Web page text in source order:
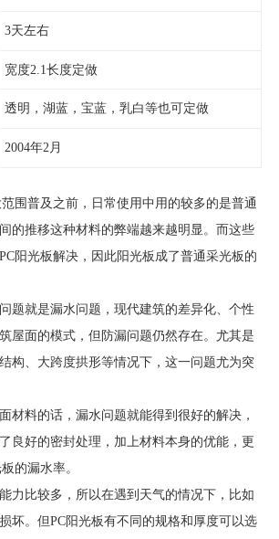
3天左右
宽度2.1长度定做
透明，湖蓝，宝蓝，乳白等也可定做
2004年2月
围普及之前，日常使用中用的较多的是普通
的推移这种材料的弊端越来越明显。而这些
阳光板解决，因此阳光板成了普通采光板的
题就是漏水问题，现代建筑的差异化、个性
屋面的模式，但防漏问题仍然存在。尤其是
构、大跨度拱形等情况下，这一问题尤为突
材料的话，漏水问题就能得到很好的解决，
良好的密封处理，加上材料本身的优能，更
的漏水率。
力比较多，所以在遇到天气的情况下，比如
坏。但PC阳光板有不同的规格和厚度可以选